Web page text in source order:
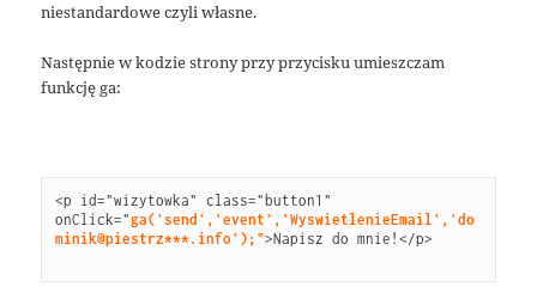
niestandardowe czyli własne.
Następnie w kodzie strony przy przycisku umieszczam
funkcję ga:
<p id="wizytowka" class=" button1
onClick="ga('send','event','WyswietlenieEmail','do
minik@piestrz***.info'); ">Napisz do mnie!</p>